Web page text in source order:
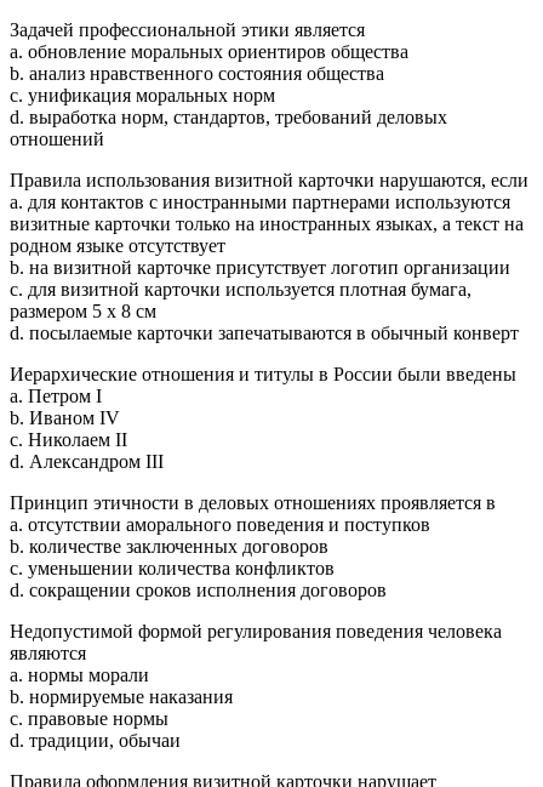
Задачей профессиональной этики является
a. обновление моральных ориентиров общества
b. анализ нравственного состояния общества
c. унификация моральных норм
d. выработка норм, стандартов, требований деловых
отношений
Правила использования визитной карточки нарушаются, если
a. для контактов с иностранными партнерами используются
визитные карточки только на иностранных языках, а текст на
родном языке отсутствует
b. на визитной карточке присутствует логотип организации
c. для визитной карточки используется плотная бумага,
размером 5 х 8 см
d. посылаемые карточки запечатываются в обычный конверт
Иерархические отношения и титулы в России были введены
a. Петром I
b. Иваном IV
c. Николаем II
d. Александром III
Принцип этичности в деловых отношениях проявляется в
a. отсутствии аморального поведения и поступков
b. количестве заключенных договоров
c. уменьшении количества конфликтов
d. сокращении сроков исполнения договоров
Недопустимой формой регулирования поведения человека
являются
a. нормы морали
b. нормируемые наказания
c. правовые нормы
d. традиции, обычаи
Правила оформления визитной карточки нарушает